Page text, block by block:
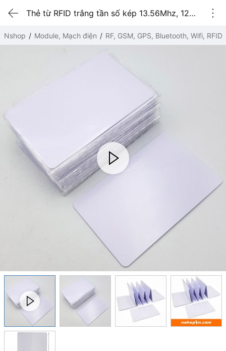
Thẻ từ RFID trắng tần số kép 13.56Mhz, 125Khz sao chép được
Nshop Module, Mạch điện RF, GSM, GPS, Bluetooth, Wifi, RFID